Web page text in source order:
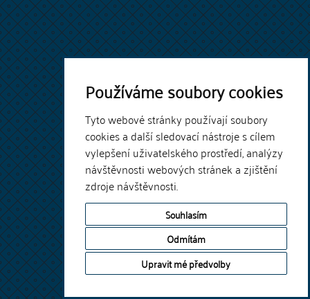
Používáme soubory cookies
Tyto webové stránky používají soubory
cookies a další sledovací nástroje s cílem
vylepšení uživatelského prostředí, analýzy
návštěvnosti webových stránek a zjištění
zdroje návštěvnosti.
Souhlasím
Odmítám
Upravit mé předvolby